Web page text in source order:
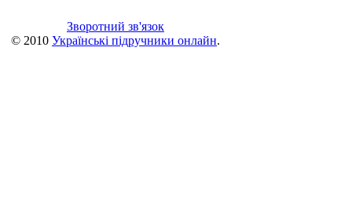
Зворотний зв'язок
© 2010 Українські підручники онлайн.